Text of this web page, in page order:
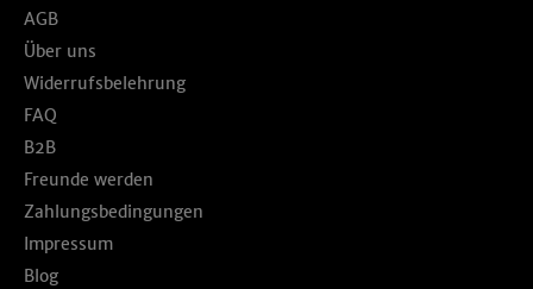
AGB
Über uns
Widerrufsbelehrung
FAQ
B2B
Freunde werden
Zahlungsbedingungen
Impressum
Blog